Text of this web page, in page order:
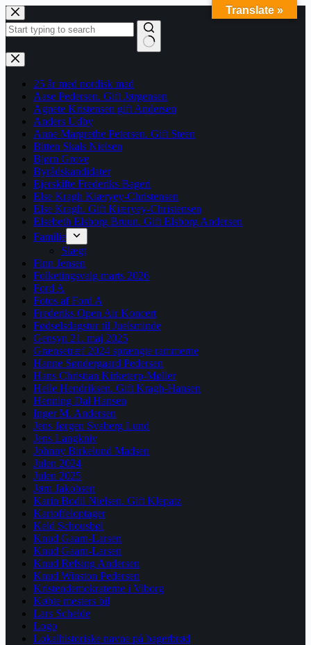
Fortsæt
til
indhold
Ingen
resultater
25 år med nordisk mad
Aase Pedersen. Gift Jørgensen
Agnete Kristensen gift Andersen
Anders Udby
Anne Margrethe Petersen. Gift Steen
Bitten Skals Nielsen
Bjørn Grove
Byrådskandidater
Ejerskifte Frederiks Bageri
Else Kragh Kiæryey-Christensen
Else Kragh. Gift Kiæryey-Christensen
Elsebeth Elsborg Bruun. Gift Elsborg Andersen
Familie
Slægt
Finn Jensen
Folketingsvalg marts 2026
Ford A
Fotos af Ford A
Frederiks Open Air Koncert
Fødselsdagstur til Juelsminde
Gensyn 21. maj 2025
Grænsetræf 2024 sprængte rammerne
Hanne Søndergaard Pedersen
Hans Christian Kirketerp-Møller
Helle Hendriksen. Gift Kragh-Hansen
Henning Dal Hansen
Inger M. Andersen
Jens Jørgen Svaberg Lund
Jens Langkniv
Johnny Birkelund Madsen
Julen 2024
Julen 2025
Jørn Jakobsen
Karin Bodil Nielsen. Gift Klepatz
Kartoffeloptager
Keld Schousbøl
Knud Gaarn-Larsen
Knud Gaarn-Larsen
Knud Refsing Andersen
Knud Winston Pedersen
Kristendemokraterne i Viborg
Købte mesters bil
Lars Schelde
Logo
Lokalhistoriske navne på bagerbrød
Translate »